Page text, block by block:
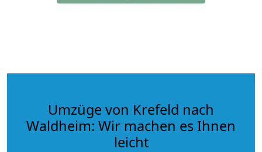
Umzüge von Krefeld nach
Waldheim: Wir machen es Ihnen
leicht